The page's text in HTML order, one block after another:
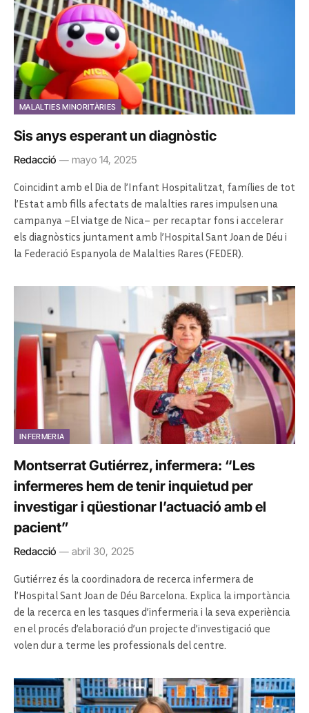
MALALTIES MINORITÀRIES
Sis anys esperant un diagnòstic
Redacció mayo 14, 2025
Coincidint amb el Dia de l’Infant Hospitalitzat, famílies de tot
l’Estat amb fills afectats de malalties rares impulsen una
campanya –El viatge de Nica– per recaptar fons i accelerar
els diagnòstics juntament amb l’Hospital Sant Joan de Déu i
la Federació Espanyola de Malalties Rares (FEDER).
INFERMERIA
Montserrat Gutiérrez, infermera: “Les
infermeres hem de tenir inquietud per
investigar i qüestionar l’actuació amb el
pacient”
Redacció abril 30, 2025
Gutiérrez és la coordinadora de recerca infermera de
l’Hospital Sant Joan de Déu Barcelona. Explica la importància
de la recerca en les tasques d’infermeria i la seva experiència
en el procés d’elaboració d’un projecte d’investigació que
volen dur a terme les professionals del centre.